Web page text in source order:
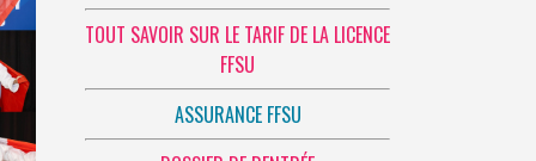
TOUT SAVOIR SUR LE TARIF DE LA LICENCE
FFSU
ASSURANCE FFSU